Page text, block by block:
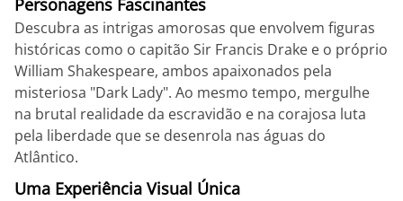
Personagens Fascinantes
Descubra as intrigas amorosas que envolvem figuras
históricas como o capitão Sir Francis Drake e o próprio
William Shakespeare, ambos apaixonados pela
misteriosa "Dark Lady". Ao mesmo tempo, mergulhe
na brutal realidade da escravidão e na corajosa luta
pela liberdade que se desenrola nas águas do
Atlântico.
Uma Experiência Visual Única